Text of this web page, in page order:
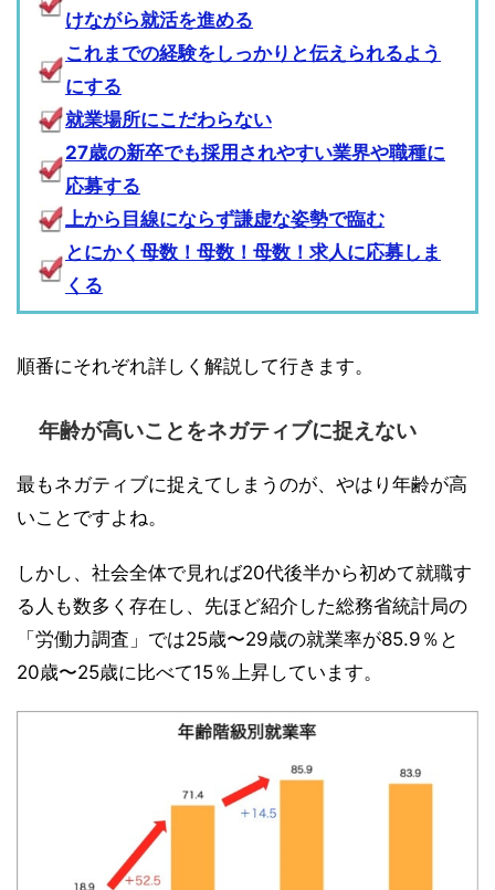
けながら就活を進める
これまでの経験をしっかりと伝えられるよう
にする
就業場所にこだわらない
27歳の新卒でも採用されやすい業界や職種に
応募する
上から目線にならず謙虚な姿勢で臨む
とにかく母数！母数！母数！求人に応募しま
くる
順番にそれぞれ詳しく解説して行きます。
年齢が高いことをネガティブに捉えない
最もネガティブに捉えてしまうのが、やはり年齢が高
いことですよね。
しかし、社会全体で見れば20代後半から初めて就職す
る人も数多く存在し、先ほど紹介した総務省統計局の
「労働力調査」では25歳〜29歳の就業率が85.9％と
20歳〜25歳に比べて15％上昇しています。